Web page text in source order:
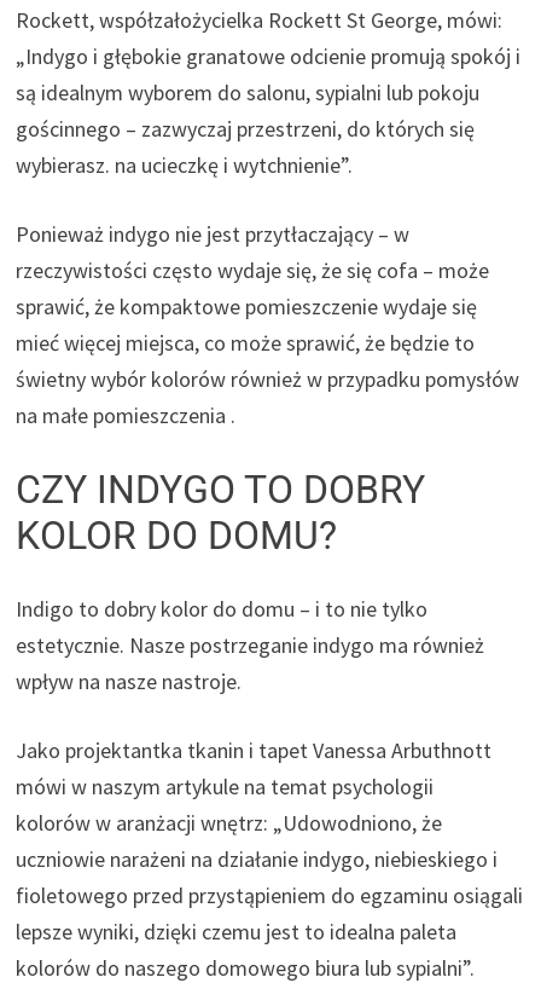
Rockett, współzałożycielka Rockett St George, mówi:
„Indygo i głębokie granatowe odcienie promują spokój i
są idealnym wyborem do salonu, sypialni lub pokoju
gościnnego – zazwyczaj przestrzeni, do których się
wybierasz. na ucieczkę i wytchnienie”.
Ponieważ indygo nie jest przytłaczający – w
rzeczywistości często wydaje się, że się cofa – może
sprawić, że kompaktowe pomieszczenie wydaje się
mieć więcej miejsca, co może sprawić, że będzie to
świetny wybór kolorów również w przypadku pomysłów
na małe pomieszczenia .
CZY INDYGO TO DOBRY
KOLOR DO DOMU?
Indigo to dobry kolor do domu – i to nie tylko
estetycznie. Nasze postrzeganie indygo ma również
wpływ na nasze nastroje.
Jako projektantka tkanin i tapet Vanessa Arbuthnott
mówi w naszym artykule na temat psychologii
kolorów w aranżacji wnętrz: „Udowodniono, że
uczniowie narażeni na działanie indygo, niebieskiego i
fioletowego przed przystąpieniem do egzaminu osiągali
lepsze wyniki, dzięki czemu jest to idealna paleta
kolorów do naszego domowego biura lub sypialni”.